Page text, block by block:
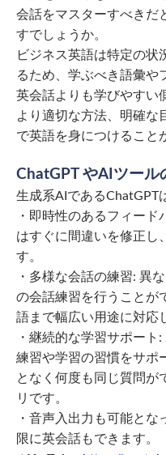
会話をマスターすべきだ
すでしょうか。
ビジネス英語は特定の状
るため、学ぶべき語彙や
英会話よりも学びやすい
より適切な方法、明確な
で英語を身につけること
ChatGPT やAIツール
生成系AIであるChatGPT
・即時性のあるフィー
はすぐに間違いを修正し
す。
・多様な会話の練習: 異
の会話練習を行うことが
語まで幅広い用途に対応
・継続的な学習サポー
練習や学習の習慣をサポ
となく何度も同じ質問が
リです。
・音声入出力も可能と
限に英会話もできます。